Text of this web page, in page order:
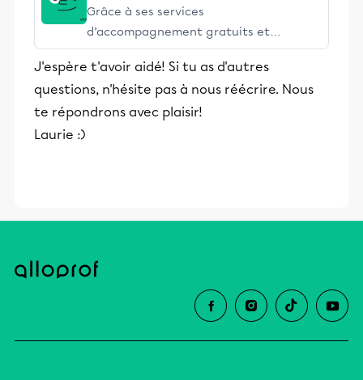
éducative.
Grâce à ses services
d’accompagnement gratuits et
stimulants, Alloprof engage les élèves
et leurs parents dans la réussite
éducative.
J'espère t'avoir aidé! Si tu as d'autres
questions, n'hésite pas à nous réécrire. Nous
te répondrons avec plaisir!
Laurie :)